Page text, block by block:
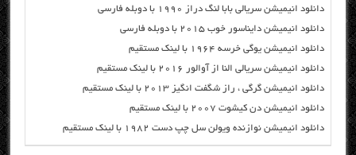
دانلود انیمیشن سریالی بابا لنگ دراز ۱۹۹۰ با دوبله فارسی
دانلود انیمیشن دایناسور خوب ۲۰۱۵ با دوبله فارسی
دانلود انیمیشن یوگی خرسه ۱۹۶۴ با لینک مستقیم
دانلود انیمیشن سریالی النا از آوالور ۲۰۱۶ با لینک مستقیم
دانلود انیمیشن گرگی ، راز شگفت انگیز ۲۰۱۳ با لینک مستقیم
دانلود انیمیشن دن کیشوت ۲۰۰۷ با لینک مستقیم
دانلود انیمیشن نوازنده ویولن سل چپ دست ۱۹۸۲ با لینک مستقیم